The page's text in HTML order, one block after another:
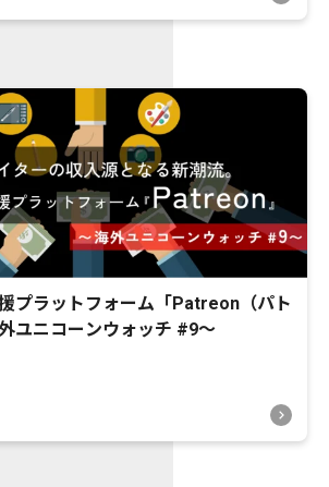
プラットフォーム「Patreon（パト
ユニコーンウォッチ #9〜